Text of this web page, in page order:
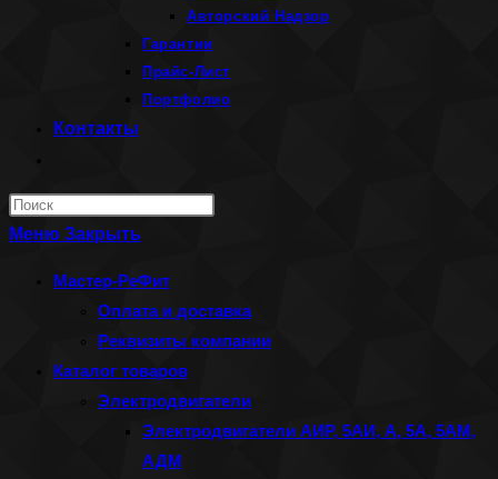
Авторский Надзор
Гарантии
Прайс-Лист
Портфолио
Контакты
поиск
по
сайту
закрыть
панель
Меню Закрыть
Мастер-РеФит
Оплата и доставка
Реквизиты компании
Каталог товаров
Электродвигатели
Электродвигатели АИР, 5АИ, А, 5А, 5АМ,
АДМ